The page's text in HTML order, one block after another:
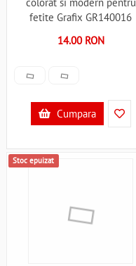
fetite Grafix GR140016
14.00 RON
Cumpara
Stoc epuizat